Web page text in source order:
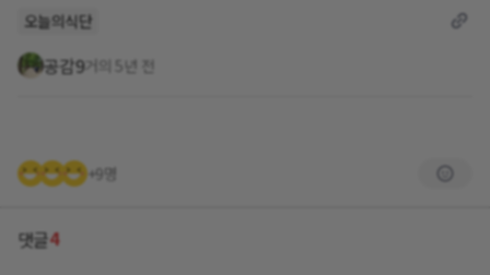
오늘의식단
공감9거의 5년 전
+9명
댓글4